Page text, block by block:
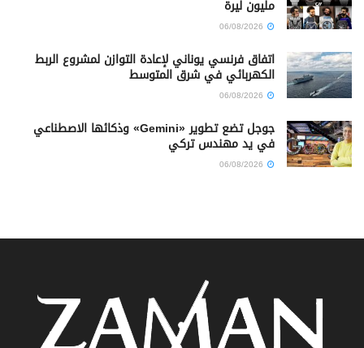
مليون ليرة
اتفاق فرنسي يوناني لإعادة التوازن لمشروع الربط
الكهربائي في شرق المتوسط
جوجل تضع تطوير «Gemini» وذكائها الاصطناعي
في يد مهندس تركي